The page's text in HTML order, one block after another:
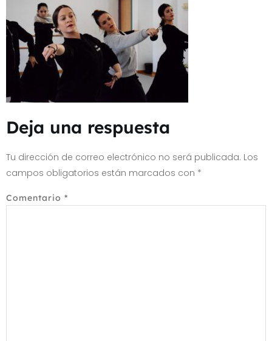
Deja una respuesta
Tu dirección de correo electrónico no será publicada. Los
campos obligatorios están marcados con *
Comentario *